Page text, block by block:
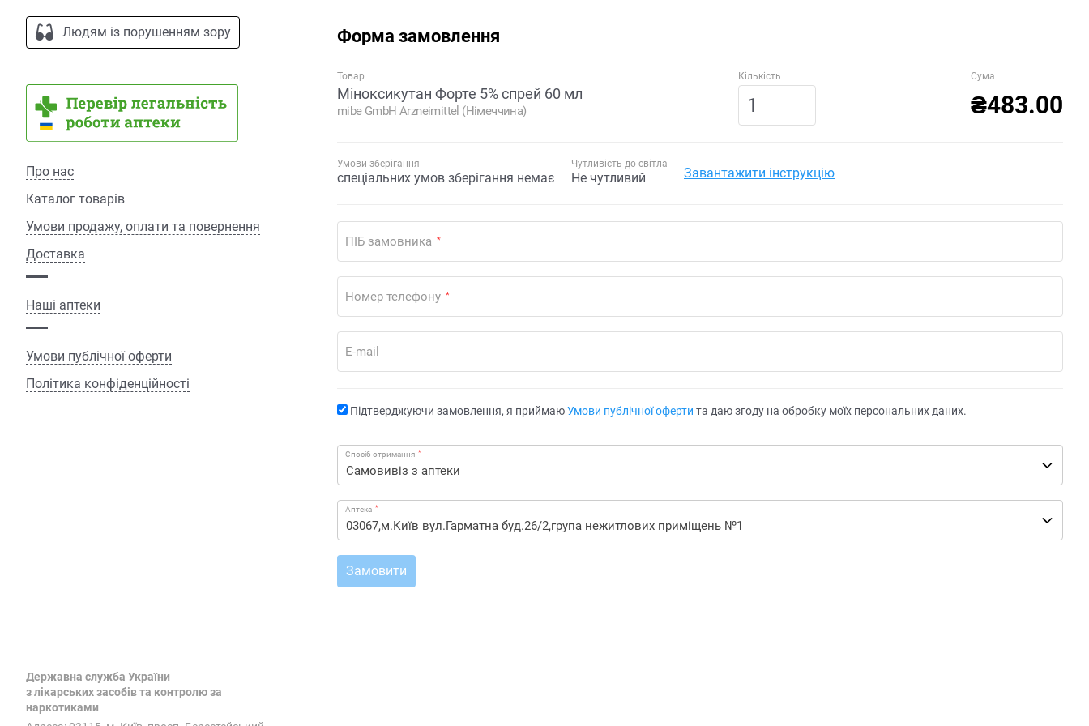
Людям із порушенням зору
Про нас
Каталог товарів
Умови продажу, оплати та повернення
Доставка
Наші аптеки
Умови публічної оферти
Політика конфіденційності
Державна служба України
з лікарських засобів та контролю за
наркотиками
Форма замовлення
Товар
Міноксикутан Форте 5% спрей 60 мл
mibe GmbH Arzneimittel (Німеччина)
Кількість Сума
₴483.00
Умови зберігання
спеціальних умов зберігання немає
Чутливість до світла
Не чутливий Завантажити інструкцію
ПІБ замовника *
Номер телефону *
E-mail
Підтверджуючи замовлення, я приймаюУмови публічної оферти та даю згоду на обробку моїх персональних даних.
Спосіб отримання *
Аптека *
Замовити